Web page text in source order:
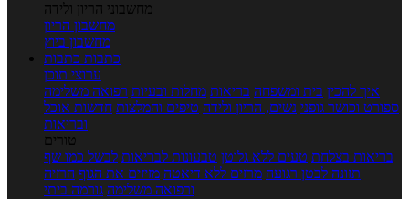
מחשבוני הריון ולידה
מחשבון הריון
מחשבון ביוץ
כתבות כתבות
ערוצי תוכן
איך להכין בית ומשפחה בריאות מחלות ובעיות רפואה משלימה
ספורט וכושר גופני נשים, הריון ולידה טיפים והמלצות חדשות אוכל
ובריאות
טורים
בריאות בצלחת טעים ללא גלוטן טבעונות לבריאות לבשל כמו שף
תזונה לבטן רגועה מרזים ללא דיאטה מזיזים את הגוף הרזיה
ורפואה משלימה גורמה ביתי